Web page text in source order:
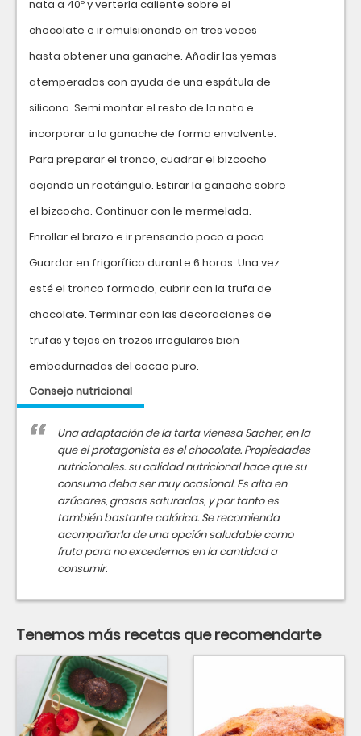
nata a 40º y verterla caliente sobre el
chocolate e ir emulsionando en tres veces
hasta obtener una ganache. Añadir las yemas
atemperadas con ayuda de una espátula de
silicona. Semi montar el resto de la nata e
incorporar a la ganache de forma envolvente.
Para preparar el tronco, cuadrar el bizcocho
dejando un rectángulo. Estirar la ganache sobre
el bizcocho. Continuar con le mermelada.
Enrollar el brazo e ir prensando poco a poco.
Guardar en frigorífico durante 6 horas. Una vez
esté el tronco formado, cubrir con la trufa de
chocolate. Terminar con las decoraciones de
trufas y tejas en trozos irregulares bien
embadurnadas del cacao puro.
Consejo nutricional
Una adaptación de la tarta vienesa Sacher, en la
que el protagonista es el chocolate. Propiedades
nutricionales. su calidad nutricional hace que su
consumo deba ser muy ocasional. Es alta en
azúcares, grasas saturadas, y por tanto es
también bastante calórica. Se recomienda
acompañarla de una opción saludable como
fruta para no excedernos en la cantidad a
consumir.
Tenemos más recetas que recomendarte